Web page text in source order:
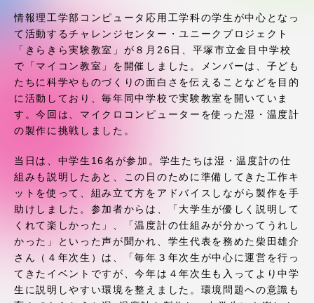
情報理工学部コンピュータ応用工学科の学生が中心となっ
て活動するチャレンジセンター・ユニークプロジェクト
「きらきら実験教室」が８月26日、平塚市立金目中学校
で「マイコン教室」を開催しました。メンバーは、子ども
たちに科学やものづくりの面白さを伝えることなどを目的
に活動しており、毎年同中学校で実験教室を開いていま
す。今回は、マイクロコンピューターを使った湿・温度計
の製作に挑戦しました。
当日は、中学生16名が参加。学生たちは湿・温度計の仕
組みも説明したあと、この日のために準備してきた工作キ
ットを使って、組み立て方をアドバイスしながら製作を手
助けしました。参加者からは、「大学生が優しく説明して
くれて楽しかった」、「温度計の仕組みが分かってうれし
かった」といった声が聞かれ、学生代表を務めた柴田雄介
さん（４年次生）は、「毎年３年次生が中心に運営を行っ
てきたイベントですが、今年は４年次生も入ってより中学
生に説明しやすい環境を整えました。環境問題への意識も
学生生活
グローバルネットワーク
学外連携
学園ネットワーク
各種情報・お問い合わせ